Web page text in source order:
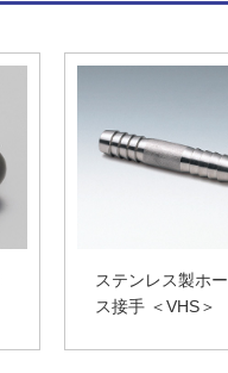
ステンレス製ホー
ス接手 ＜VHS＞